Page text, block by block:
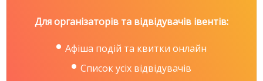
Для організаторів та відвідувачів івентів:
Афіша подій та квитки онлайн
Список усіх відвідувачів